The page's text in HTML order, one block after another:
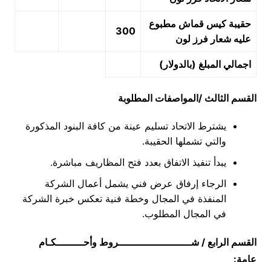
حقيبة كيس قماش مطبوع
عليه شعار فرز لون
300
اجمالي المبلغ (بالدولار)
القسم الثالث /المواصفات المطلوبة
يشترط الاتحاد تسليم عينة من كافة البنود المذكورة
والتي تشملها الحقيبة.
يبدأ تنفيذ الاتفاق بعدد فتح المظاريف مباشرة.
الرجاء إرفاق عرض فني يشمل أعمال الشركة
المنفذة في المجال وخطة فنية تعكس خبرة الشركة
في المجال المطلوب.
القسم الرابع / شــــــــــــــــــــــــروط وأحـــــــــكـام
عامة: